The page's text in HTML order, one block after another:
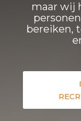
maar wij
bereiken,